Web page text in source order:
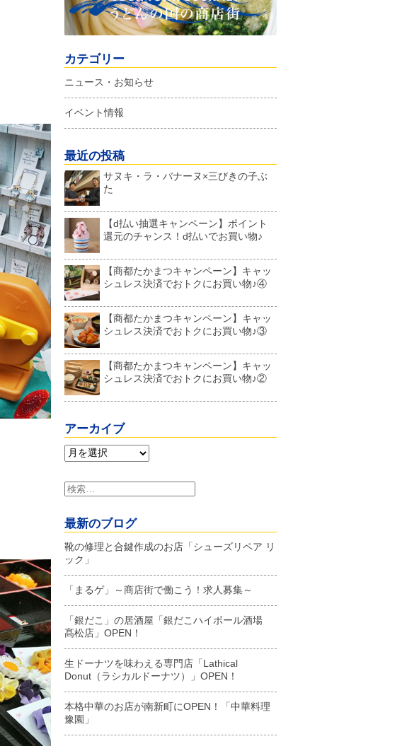
カテゴリー
ニュース・お知らせ
イベント情報
最近の投稿
サヌキ・ラ・バナーヌ×三びきの子ぶ
た
【d払い抽選キャンペーン】ポイント
還元のチャンス！d払いでお買い物♪
【商都たかまつキャンペーン】キャッ
シュレス決済でおトクにお買い物♪④
【商都たかまつキャンペーン】キャッ
シュレス決済でおトクにお買い物♪③
【商都たかまつキャンペーン】キャッ
シュレス決済でおトクにお買い物♪②
アーカイブ
ア
ー
イ
ブ
検
索:
最新のブログ
靴の修理と合鍵作成のお店「シューズリペア リ
ック」
「まるゲ」～商店街で働こう！求人募集～
「銀だこ」の居酒屋「銀だこハイボール酒場
髙松店」OPEN！
生ドーナツを味わえる専門店「Lathical
Donut（ラシカルドーナツ）」OPEN！
本格中華のお店が南新町にOPEN！「中華料理
豫園」